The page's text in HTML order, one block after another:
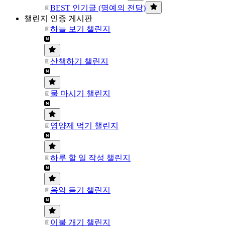
BEST 인기글 (명예의 전당)
챌린지 인증 게시판
하늘 보기 챌린지
산책하기 챌린지
물 마시기 챌린지
영양제 먹기 챌린지
하루 할 일 작성 챌린지
음악 듣기 챌린지
이불 개기 챌린지